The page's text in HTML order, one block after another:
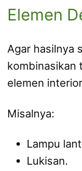
Elemen
Agar hasilnya
kombinasikan
elemen
Misalnya:
Lampu
Lukisan.